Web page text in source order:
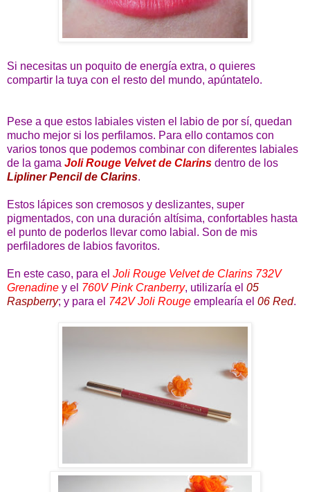
Si necesitas un poquito de energía extra, o quieres
compartir la tuya con el resto del mundo, apúntatelo.
Pese a que estos labiales visten el labio de por sí, quedan
mucho mejor si los perfilamos. Para ello contamos con
varios tonos que podemos combinar con diferentes labiales
de la gama Joli Rouge Velvet de Clarins dentro de los
Lipliner Pencil de Clarins.
Estos lápices son cremosos y deslizantes, super
pigmentados, con una duración altísima, confortables hasta
el punto de poderlos llevar como labial. Son de mis
perfiladores de labios favoritos.
En este caso, para el Joli Rouge Velvet de Clarins 732V
Grenadine y el 760V Pink Cranberry, utilizaría el 05
Raspberry; y para el 742V Joli Rouge emplearía el 06 Red.